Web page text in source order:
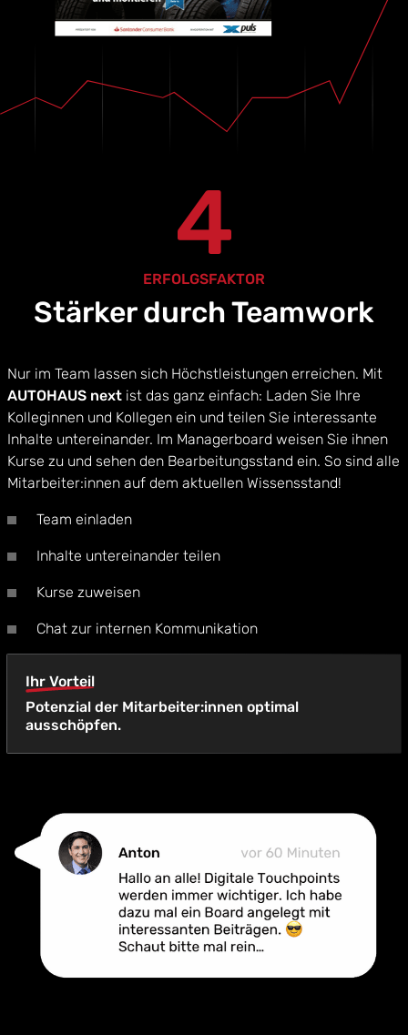
4
ERFOLGSFAKTOR
Stärker durch Teamwork
Nur im Team lassen sich Höchstleistungen erreichen. Mit
AUTOHAUS next ist das ganz einfach: Laden Sie Ihre
Kolleginnen und Kollegen ein und teilen Sie interessante
Inhalte untereinander. Im Managerboard weisen Sie ihnen
Kurse zu und sehen den Bearbeitungsstand ein. So sind alle
Mitarbeiter:innen auf dem aktuellen Wissensstand!
Team einladen
Inhalte untereinander teilen
Kurse zuweisen
Chat zur internen Kommunikation
Ihr Vorteil
Potenzial der Mitarbeiter:innen optimal
ausschöpfen.